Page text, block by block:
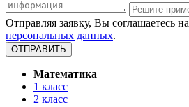
Отправляя заявку, Вы соглашаетесь на
персональных данных.
Математика
1 класс
2 класс